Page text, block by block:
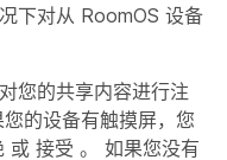
下对从 RoomOS 设备
您的共享内容进行注
的设备有触摸屏，您
或 接受 。 如果您没有